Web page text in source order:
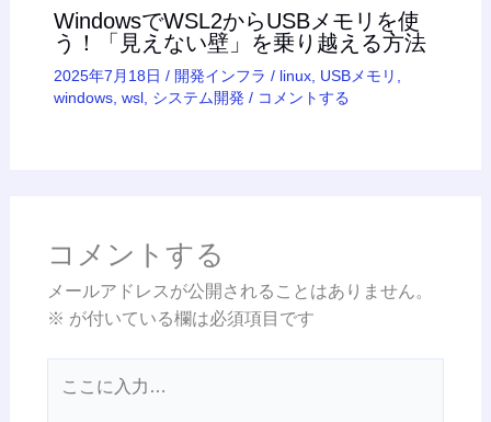
WindowsでWSL2からUSBメモリを使
う！「見えない壁」を乗り越える方法
2025年7月18日 / 開発インフラ / linux, USBメモリ
windows, wsl, システム開発 / コメントする
コメントする
メールアドレスが公開されることはありません。
※ が付いている欄は必須項目です